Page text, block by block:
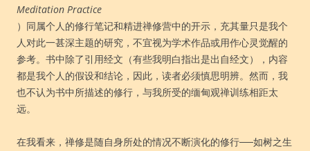
Meditation Practice
）同属个人的修行笔记和精进禅修营中的开示，充其量只是我个
人对此一甚深主题的研究，不宜视为学术作品或用作心灵觉醒的
参考。书中除了引用经文（有些我明白指出是出自经文），内容
都是我个人的假设和结论，因此，读者必须慎思明辨。然而，我
也不认为书中所描述的修行，与我所受的缅甸观禅训练相距太
远。
在我看来，禅修是随自身所处的情况不断演化的修行──如树之生